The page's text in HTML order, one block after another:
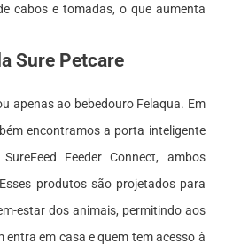
cabos e tomadas, o que aumenta
Sure Petcare
apenas ao bebedouro Felaqua. Em
encontramos a porta inteligente
Feeder Connect, ambos
produtos são projetados para
estar dos animais, permitindo aos
em casa e quem tem acesso à